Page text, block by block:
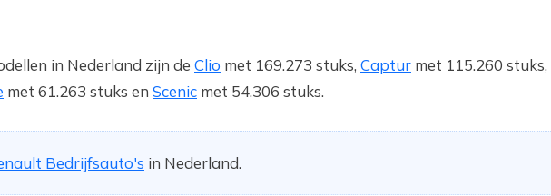
in Nederland zijn de Clio met 169.273 stuks, Captur met 115.260 stuks,
met 61.263 stuks en Scenic met 54.306 stuks.
Bedrijfsauto's in Nederland.